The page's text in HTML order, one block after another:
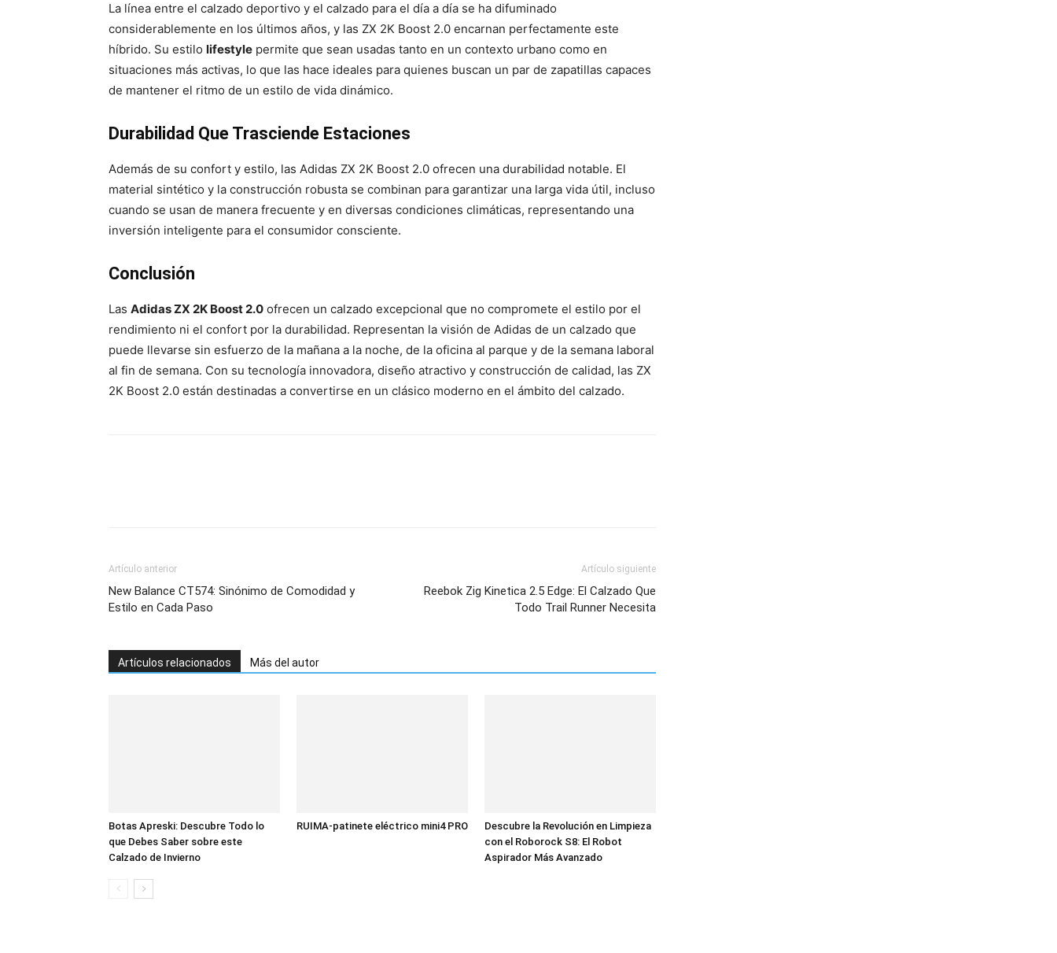
La línea entre el calzado deportivo y el calzado para el día a día se ha difuminado
considerablemente en los últimos años, y las ZX 2K Boost 2.0 encarnan perfectamente este
híbrido. Su estilo lifestyle permite que sean usadas tanto en un contexto urbano como en
situaciones más activas, lo que las hace ideales para quienes buscan un par de zapatillas capaces
de mantener el ritmo de un estilo de vida dinámico.
Durabilidad Que Trasciende Estaciones
Además de su confort y estilo, las Adidas ZX 2K Boost 2.0 ofrecen una durabilidad notable. El
material sintético y la construcción robusta se combinan para garantizar una larga vida útil, incluso
cuando se usan de manera frecuente y en diversas condiciones climáticas, representando una
inversión inteligente para el consumidor consciente.
Conclusión
Las Adidas ZX 2K Boost 2.0 ofrecen un calzado excepcional que no compromete el estilo por el
rendimiento ni el confort por la durabilidad. Representan la visión de Adidas de un calzado que
puede llevarse sin esfuerzo de la mañana a la noche, de la oficina al parque y de la semana laboral
al fin de semana. Con su tecnología innovadora, diseño atractivo y construcción de calidad, las ZX
2K Boost 2.0 están destinadas a convertirse en un clásico moderno en el ámbito del calzado.
Artículo anterior
New Balance CT574: Sinónimo de Comodidad y
Estilo en Cada Paso
Artículo siguiente
Reebok Zig Kinetica 2.5 Edge: El Calzado Que
Todo Trail Runner Necesita
Artículos relacionados Más del autor
Botas Apreski: Descubre Todo lo
que Debes Saber sobre este
Calzado de Invierno
RUIMA-patinete eléctrico mini4 PRO
Descubre la Revolución en Limpieza
con el Roborock S8: El Robot
Aspirador Más Avanzado